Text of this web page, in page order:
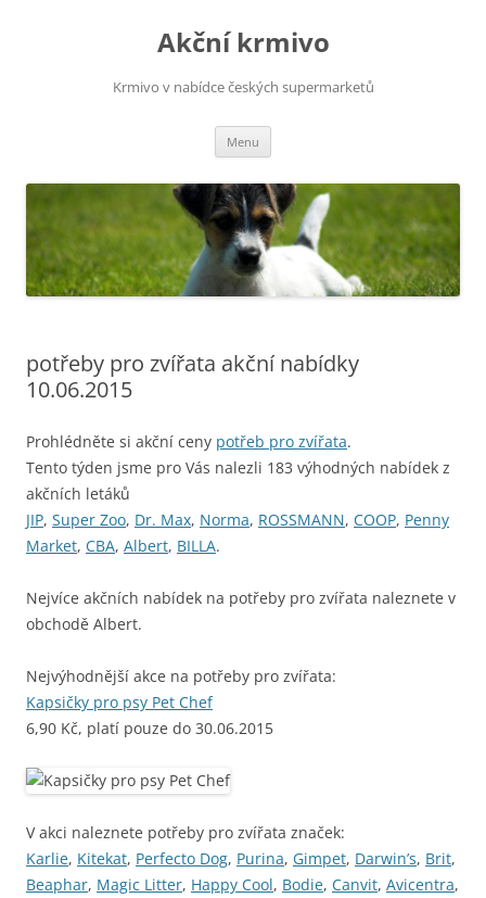
Akční krmivo
Krmivo v nabídce českých supermarketů
Menu
potřeby pro zvířata akční nabídky
10.06.2015
Prohlédněte si akční ceny potřeb pro zvířata.
Tento týden jsme pro Vás nalezli 183 výhodných nabídek z
akčních letáků
JIP, Super Zoo, Dr. Max, Norma, ROSSMANN, COOP, Penny
Market, CBA, Albert, BILLA.
Nejvíce akčních nabídek na potřeby pro zvířata naleznete v
obchodě Albert.
Nejvýhodnější akce na potřeby pro zvířata:
Kapsičky pro psy Pet Chef
6,90 Kč, platí pouze do 30.06.2015
V akci naleznete potřeby pro zvířata značek:
Karlie, Kitekat, Perfecto Dog, Purina, Gimpet, Darwin’s, Brit,
Beaphar, Magic Litter, Happy Cool, Bodie, Canvit, Avicentra,